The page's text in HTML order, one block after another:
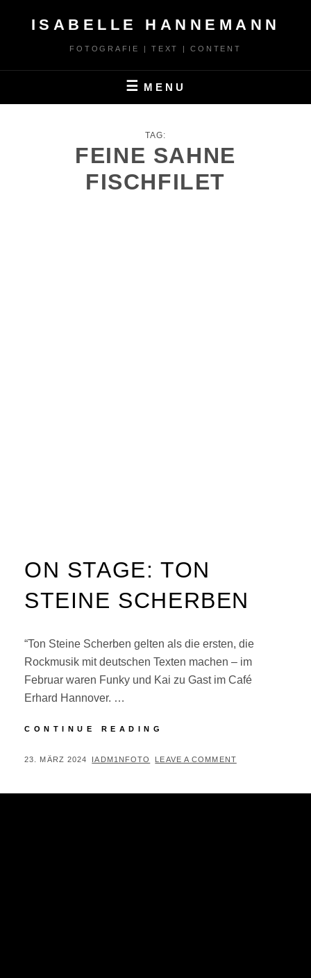
ISABELLE HANNEMANN
FOTOGRAFIE | TEXT | CONTENT
MENU
TAG:
FEINE SAHNE
FISCHFILET
ON STAGE: TON
STEINE SCHERBEN
“Ton Steine Scherben gelten als die ersten, die
Rockmusik mit deutschen Texten machen – im
Februar waren Funky und Kai zu Gast im Café
Erhard Hannover. …
CONTINUE READING
TON
POSTED
23. MÄRZ 2024 BY
IADM1NFOTO LEAVE A COMMENT